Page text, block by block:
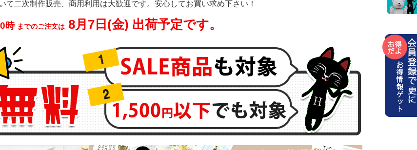
て二次制作販売、商用利用は大歓迎です。安心してお買い求め下さい！